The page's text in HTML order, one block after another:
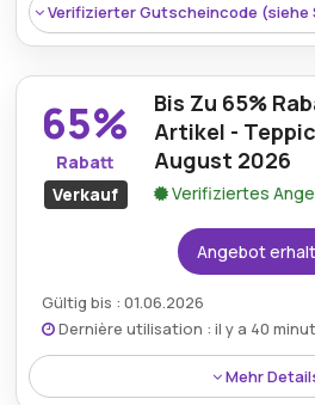
Verifizierter Gutscheincode (siehe
Rabatt:20% Rabatt Auf Der
Mindestkaufbetrag: Kein
65%
Rabatt
Verkauf
Bis Zu 65%
Artikel -
August 2026
Verifiziertes
Angebot
Gültig bis : 01.06.2026
Dernière utilisation : il y a 40
Mehr